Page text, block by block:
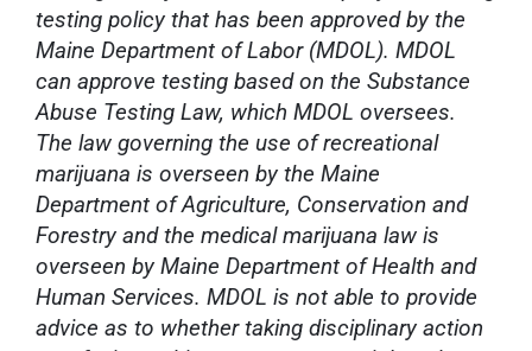
testing policy that has been approved by the
Maine Department of Labor (MDOL). MDOL
can approve testing based on the Substance
Abuse Testing Law, which MDOL oversees.
The law governing the use of recreational
marijuana is overseen by the Maine
Department of Agriculture, Conservation and
Forestry and the medical marijuana law is
overseen by Maine Department of Health and
Human Services. MDOL is not able to provide
advice as to whether taking disciplinary action